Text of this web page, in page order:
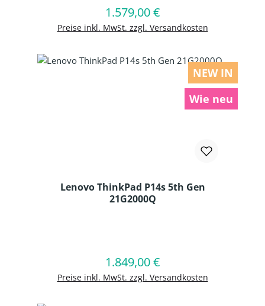
Regulärer Preis:
1.579,00 €
Preise inkl. MwSt. zzgl. Versandkosten
In den Warenkorb
NEW IN
Wie neu
Lenovo ThinkPad P14s 5th Gen
21G2000Q
Regulärer Preis:
1.849,00 €
Preise inkl. MwSt. zzgl. Versandkosten
In den Warenkorb